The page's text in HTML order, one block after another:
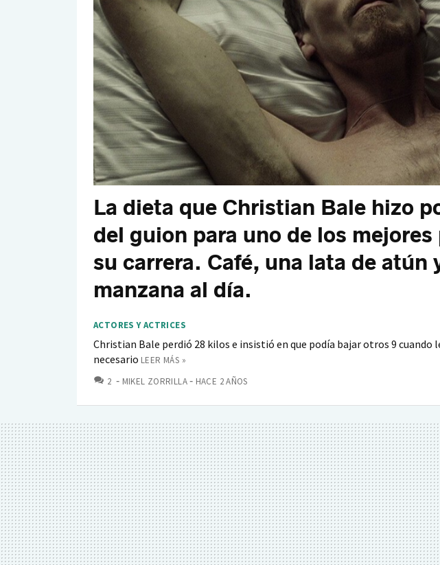
La dieta que Christian Bale hizo
del guion para uno de los mejores
su carrera. Café, una lata de atún
manzana al día.
ACTORES Y ACTRICES
Christian Bale perdió 28 kilos e insistió en que podía bajar otros 9 cuando
necesario LEER MÁS »
2 COMENTARIOS
MIKEL ZORRILLA HACE 2 AÑOS